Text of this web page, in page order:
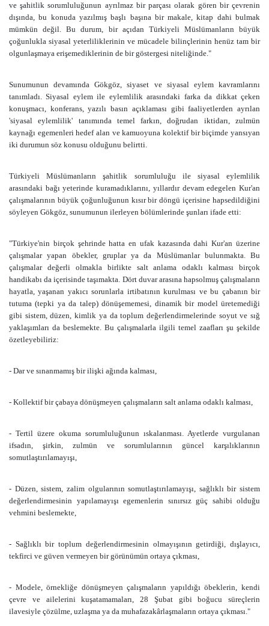
ve şahitlik sorumluluğunun ayrılmaz bir parçası olarak gören bir çevrenin
dışında, bu konuda yazılmış başlı başına bir makale, kitap dahi bulmak
mümkün değil. Bu durum, bir açıdan Türkiyeli Müslümanların büyük
çoğunlukla siyasal yeterliliklerinin ve mücadele bilinçlerinin henüz tam bir
olgunlaşmaya erişemediklerinin de bir göstergesi niteliğinde."
Sunumunun devamında Gökgöz, siyaset ve siyasal eylem kavramlarını
tanımladı. Siyasal eylem ile eylemlilik arasındaki farka da dikkat çeken
konuşmacı, konferans, yazılı basın açıklaması gibi faaliyetlerden ayrılan
'siyasal eylemlilik' tanımında temel farkın, doğrudan iktidarı, zulmün
kaynağı egemenleri hedef alan ve kamuoyuna kolektif bir biçimde yansıyan
iki durumun söz konusu olduğunu belirtti.
Türkiyeli Müslümanların şahitlik sorumluluğu ile siyasal eylemlilik
arasındaki bağı yeterinde kuramadıklarını, yıllardır devam edegelen Kur'an
çalışmalarının büyük çoğunluğunun kısır bir döngü içerisine hapsedildiğini
söyleyen Gökgöz, sunumunun ilerleyen bölümlerinde şunları ifade etti:
"Türkiye'nin birçok şehrinde hatta en ufak kazasında dahi Kur'an üzerine
çalışmalar yapan öbekler, gruplar ya da Müslümanlar bulunmakta. Bu
çalışmalar değerli olmakla birlikte salt anlama odaklı kalması birçok
handikabı da içerisinde taşımakta. Dört duvar arasına hapsolmuş çalışmaların
hayatla, yaşanan yakıcı sorunlarla irtibatının kurulması ve bu çabanın bir
tutuma (tepki ya da talep) dönüşememesi, dinamik bir model üretemediği
gibi sistem, düzen, kimlik ya da toplum değerlendirmelerinde soyut ve sığ
yaklaşımları da beslemekte. Bu çalışmalarla ilgili temel zaafları şu şekilde
özetleyebiliriz:
- Dar ve sınanmamış bir ilişki ağında kalması,
- Kollektif bir çabaya dönüşmeyen çalışmaların salt anlama odaklı kalması,
- Tertil üzere okuma sorumluluğunun ıskalanması. Ayetlerde vurgulanan
ifsadın, şirkin, zulmün ve sorumlularının güncel karşılıklarının
somutlaştırılamayışı,
- Düzen, sistem, zalim olgularının somutlaştırılamayışı, sağlıklı bir sistem
değerlendirmesinin yapılamayışı egemenlerin sınırsız güç sahibi olduğu
vehmini beslemekte,
- Sağlıklı bir toplum değerlendirmesinin olmayışının getirdiği, dışlayıcı,
tekfirci ve güven vermeyen bir görünümün ortaya çıkması,
- Modele, örnekliğe dönüşmeyen çalışmaların yapıldığı öbeklerin, kendi
çevre ve ailelerini kuşatamamaları, 28 Şubat gibi boğucu süreçlerin
ilavesiyle çözülme, uzlaşma ya da muhafazakârlaşmaların ortaya çıkması."